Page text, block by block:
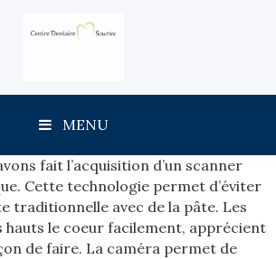
MENU
fait l’acquisition d’un scanner
Cette technologie permet d’éviter
traditionnelle avec de la pâte. Les
hauts le coeur facilement, apprécient
de faire. La caméra permet de